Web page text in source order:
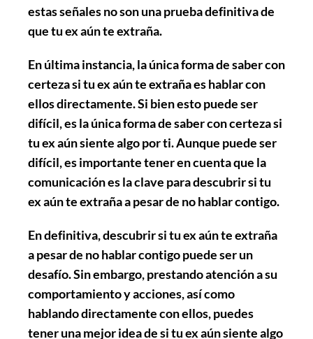
estas señales no son una prueba definitiva de
que tu ex aún te extraña.
En última instancia, la única forma de saber con
certeza si tu ex aún te extraña es hablar con
ellos directamente. Si bien esto puede ser
difícil, es la única forma de saber con certeza si
tu ex aún siente algo por ti. Aunque puede ser
difícil, es importante tener en cuenta que la
comunicación es la clave para descubrir si tu
ex aún te extraña a pesar de no hablar contigo.
En definitiva, descubrir si tu ex aún te extraña
a pesar de no hablar contigo puede ser un
desafío. Sin embargo, prestando atención a su
comportamiento y acciones, así como
hablando directamente con ellos, puedes
tener una mejor idea de si tu ex aún siente algo